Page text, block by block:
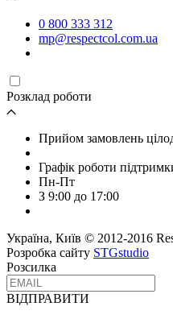
0 800 333 312
mp@respectcol.com.ua
Розклад роботи
Прийом замовлень
Графік роботи
Пн-Пт
З 9:00 до 17:00
Україна, Київ © 2012-2016
Розробка сайту STGstudio
Розсилка
ВІДПРАВИТИ